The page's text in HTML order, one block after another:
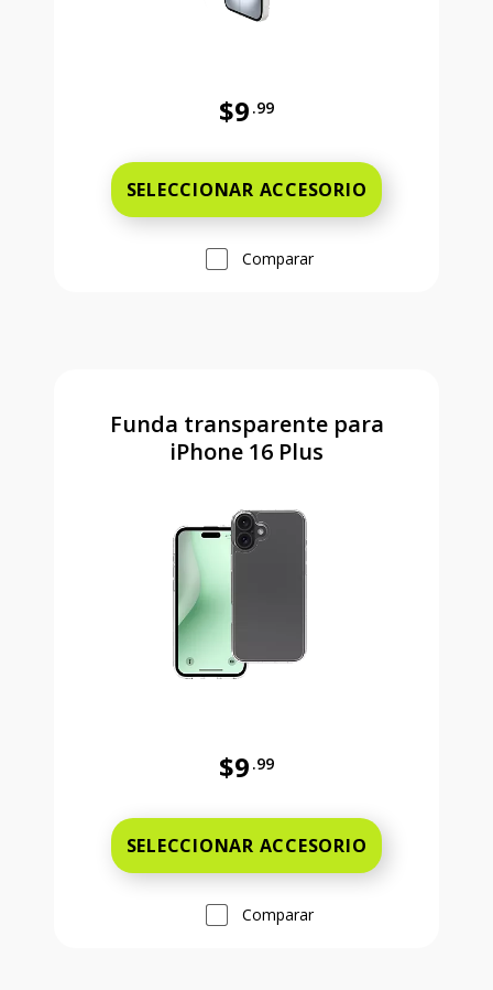
$9 .99
SELECCIONAR ACCESORIO
Comparar
Funda transparente para
iPhone 16 Plus
$9 .99
SELECCIONAR ACCESORIO
Comparar